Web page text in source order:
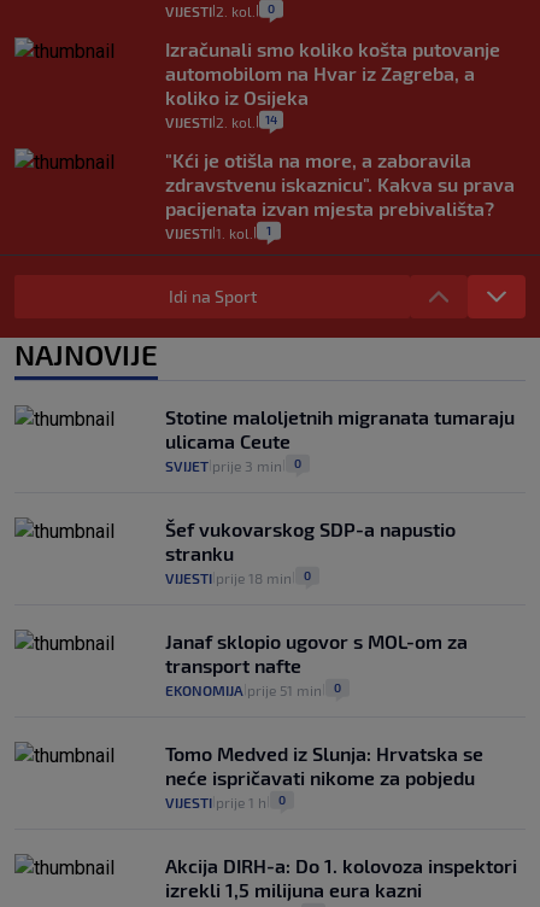
VIJESTI 2. kol. 0
Izračunali smo koliko košta putovanje
automobilom na Hvar iz Zagreba, a
koliko iz Osijeka
VIJESTI 2. kol. 14
"Kći je otišla na more, a zaboravila
zdravstvenu iskaznicu". Kakva su prava
pacijenata izvan mjesta prebivališta?
VIJESTI 1. kol. 1
Provjerili smo "što ćemo onda" ako
Plenković na 15 dana ukine mjere: "Ne bi
se dogodilo ništa. Vlada se zaljubila u te
intervencije"
Analitičar o Mostu: Oni su u yin-yang
poziciji i imaju drugog najpoznatijeg
bravara u povijesti Hrvatske
| 30. srp.
Idi na Sport
NAJNOVIJE
Stotine maloljetnih migranata tumaraju
ulicama Ceute
SVIJET prije 3 min 0
Šef vukovarskog SDP-a napustio
stranku
VIJESTI prije 18 min 0
Janaf sklopio ugovor s MOL-om za
transport nafte
EKONOMIJA prije 51 min 0
Tomo Medved iz Slunja: Hrvatska se
neće ispričavati nikome za pobjedu
VIJESTI prije 1 h 0
Akcija DIRH-a: Do 1. kolovoza inspektori
izrekli 1,5 milijuna eura kazni